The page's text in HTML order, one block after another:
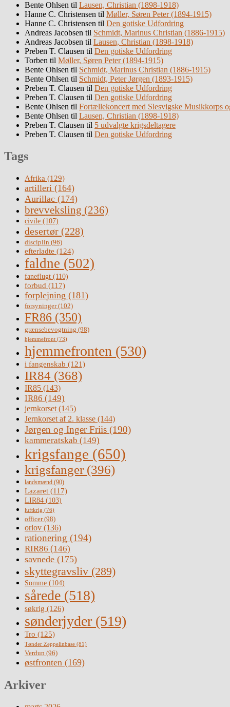
Bente Ohlsen til Lausen, Christian (1898-1918)
Hanne C. Christensen til Møller, Søren Peter (1894-1915)
Hanne C. Christensen til Den gotiske Udfordring
Andreas Jacobsen til Schmidt, Marinus Christian (1886-1915)
Andreas Jacobsen til Lausen, Christian (1898-1918)
Preben T. Clausen til Den gotiske Udfordring
Torben til Møller, Søren Peter (1894-1915)
Bente Ohlsen til Schmidt, Marinus Christian (1886-1915)
Bente Ohlsen til Schmidt, Peter Jørgen (1893-1915)
Preben T. Clausen til Den gotiske Udfordring
Preben T. Clausen til Den gotiske Udfordring
Bente Ohlsen til Fortællekoncert med Slesvigske Musikkorps
Bente Ohlsen til Lausen, Christian (1898-1918)
Preben T. Clausen til 5 udvalgte krigsdeltagere
Preben T. Clausen til Den gotiske Udfordring
Tags
Afrika (129)
artilleri (164)
Aurillac (174)
brevveksling (236)
civile (107)
desertør (228)
disciplin (96)
efterladte (124)
faldne (502)
faneflugt (110)
forbud (117)
forplejning (181)
forsyninger(102)
FR86 (350)
grænsebevogtning (98)
hjemmefront (73)
hjemmefronten (530)
i fangenskab (121)
IR84 (368)
IR85 (143)
IR86 (149)
jernkorset(145)
Jernkorset af 2. klasse (144)
Jørgen og Inger Friis (190)
kammeratskab (149)
krigsfange (650)
krigsfanger (396)
landsmænd (90)
Lazaret (117)
LIR84 (103)
luftkrig (76)
officer(98)
orlov (136)
rationering (194)
RIR86 (146)
savnede (175)
skyttegravsliv (289)
Somme (104)
sårede (518)
søkrig (126)
sønderjyder (519)
Tro (125)
Tønder Zeppelinbase (81)
Verdun (96)
østfronten (169)
Arkiver